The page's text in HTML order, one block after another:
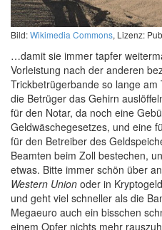
Bild:Wikimedia Commons, Lizenz:
…damit sie immer tapfer
Vorleistung nach der anderen
Trickbetrügerbande so lange
die Betrüger das Gehirn
für den Notar, da noch eine
Geldwäschegesetzes, und eine
für den Betreiber des
Beamten beim Zoll bestechen,
etwas. Bitte immer schön über
Western Union oder in
und geht viel schneller als die
Megaeuro auch ein bisschen
einem Opfer nichts mehr